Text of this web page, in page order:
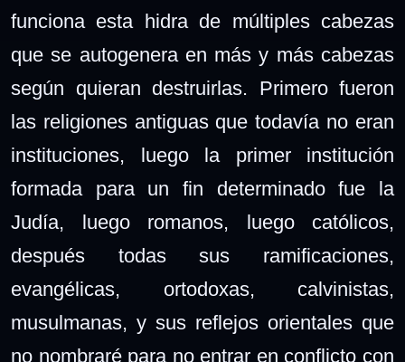
funciona esta hidra de múltiples cabezas
que se autogenera en más y más cabezas
según quieran destruirlas. Primero fueron
las religiones antiguas que todavía no eran
instituciones, luego la primer institución
formada para un fin determinado fue la
Judía, luego romanos, luego católicos,
después todas sus ramificaciones,
evangélicas, ortodoxas, calvinistas,
musulmanas, y sus reflejos orientales que
no nombraré para no entrar en conflicto con